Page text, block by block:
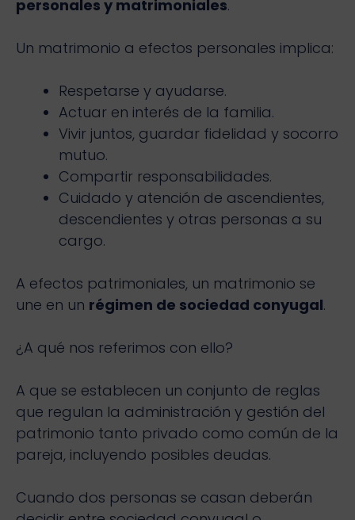
personales y matrimoniales.
Un matrimonio a efectos personales implica:
Respetarse y ayudarse.
Actuar en interés de la familia.
Vivir juntos, guardar fidelidad y socorro
mutuo.
Compartir responsabilidades.
Cuidado y atención de ascendientes,
descendientes y otras personas a su
cargo.
A efectos patrimoniales, un matrimonio se
une en un régimen de sociedad conyugal.
¿A qué nos referimos con ello?
A que se establecen un conjunto de reglas
que regulan la administración y gestión del
patrimonio tanto privado como común de la
pareja, incluyendo posibles deudas.
Cuando dos personas se casan deberán